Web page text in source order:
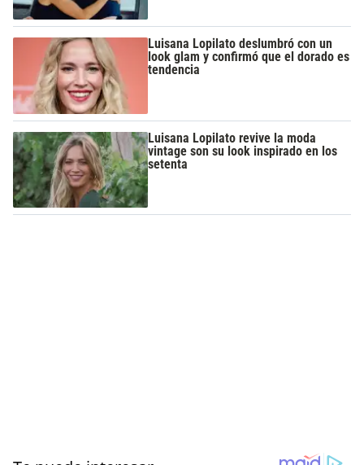
Luisana Lopilato deslumbró con un
look glam y confirmó que el dorado es
tendencia
Luisana Lopilato revive la moda
vintage son su look inspirado en los
setenta